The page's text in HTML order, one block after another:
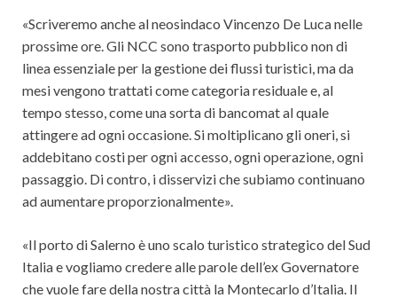
«Scriveremo anche al neosindaco Vincenzo De Luca nelle
prossime ore. Gli NCC sono trasporto pubblico non di
linea essenziale per la gestione dei flussi turistici, ma da
mesi vengono trattati come categoria residuale e, al
tempo stesso, come una sorta di bancomat al quale
attingere ad ogni occasione. Si moltiplicano gli oneri, si
addebitano costi per ogni accesso, ogni operazione, ogni
passaggio. Di contro, i disservizi che subiamo continuano
ad aumentare proporzionalmente».
«Il porto di Salerno è uno scalo turistico strategico del Sud
Italia e vogliamo credere alle parole dell’ex Governatore
che vuole fare della nostra città la Montecarlo d’Italia. Il